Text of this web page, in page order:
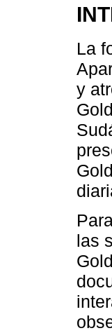
La
y
las